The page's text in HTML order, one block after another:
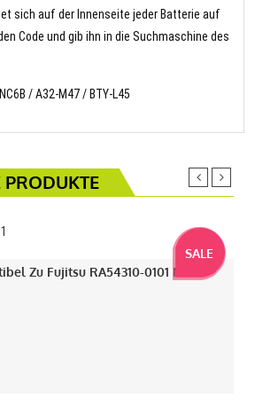
sich auf der Innenseite jeder Batterie auf
Code und gib ihn in die Suchmaschine des
/ A32-M47 / BTY-L45
SALE
Zu Fujitsu RA54310-0101 Mit